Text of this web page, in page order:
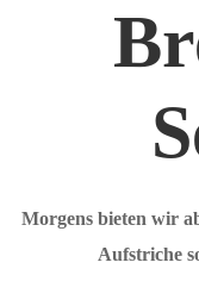
Morgens bieten wir
Aufstriche